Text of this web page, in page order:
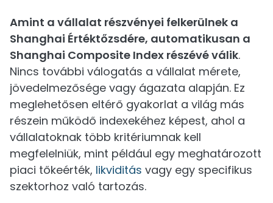
Amint a vállalat részvényei felkerülnek a
Shanghai Értéktőzsdére, automatikusan a
Shanghai Composite Index részévé válik.
Nincs további válogatás a vállalat mérete,
jövedelmezősége vagy ágazata alapján. Ez
meglehetősen eltérő gyakorlat a világ más
részein működő indexekéhez képest, ahol a
vállalatoknak több kritériumnak kell
megfelelniük, mint például egy meghatározott
piaci tőkeérték, likviditás vagy egy specifikus
szektorhoz való tartozás.